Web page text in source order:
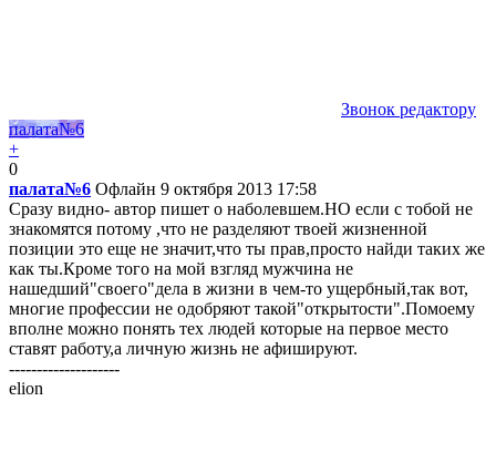
Звонок редактору
палата№6
+
0
палата№6 Офлайн 9 октября 2013 17:58
Сразу видно- автор пишет о наболевшем.НО если с тобой не
знакомятся потому ,что не разделяют твоей жизненной
позиции это еще не значит,что ты прав,просто найди таких же
как ты.Кроме того на мой взгляд мужчина не
нашедший"своего"дела в жизни в чем-то ущербный,так вот,
многие профессии не одобряют такой"открытости".Помоему
вполне можно понять тех людей которые на первое место
ставят работу,а личную жизнь не афишируют.
--------------------
elion